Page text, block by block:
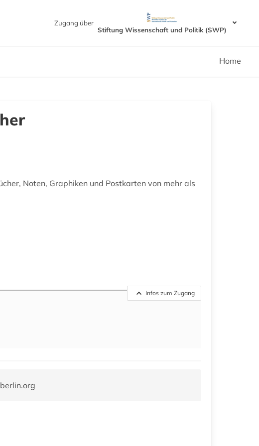
Zugang über
Stiftung Wissenschaft und Politik (SWP)
Home
Noten, Graphiken und Postkarten von mehr als
Infos zum Zugang